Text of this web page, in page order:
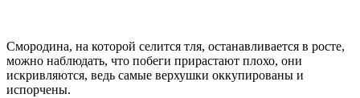
Смородина, на которой селится тля, останавливается в росте,
можно наблюдать, что побеги прирастают плохо, они
искривляются, ведь самые верхушки оккупированы и
испорчены.